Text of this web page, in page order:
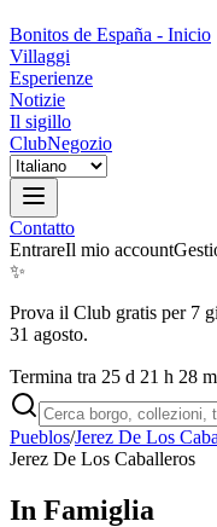
Bonitos de España - Inicio
Villaggi
Esperienze
Notizie
Il sigillo
ClubNegozio
Contatto
EntrareIl mio account
✨
Prova il Club gratis per 7
31 agosto.
Termina tra 25 d 21 h 28
Pueblos/Jerez De Los
Jerez De Los Caballeros
In Famiglia